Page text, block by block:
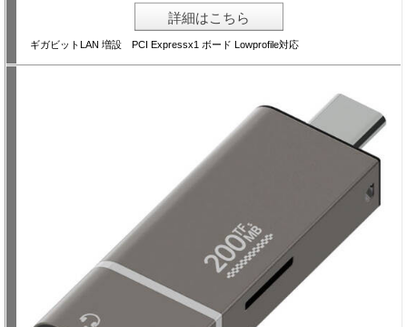
詳細はこちら
ギガビットLAN 増設 PCI Expressx1 ボード Lowprofile対応